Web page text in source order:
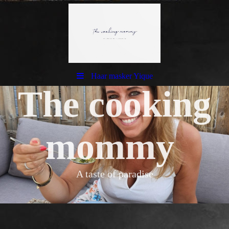
Haar masker Yique
The cooking
mommy
A taste of paradise